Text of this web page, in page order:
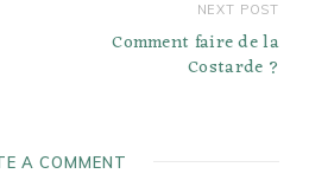
NEXT POST
Comment faire de la
Costarde ?
A COMMENT